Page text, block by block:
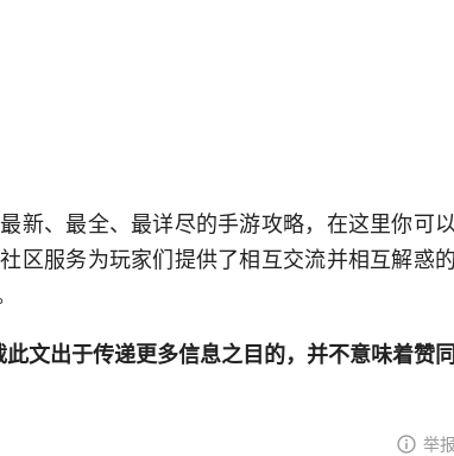
新、最全、最详尽的手游攻略，在这里你可以
区服务为玩家们提供了相互交流并相互解惑的
文出于传递更多信息之目的，并不意味着赞
举报